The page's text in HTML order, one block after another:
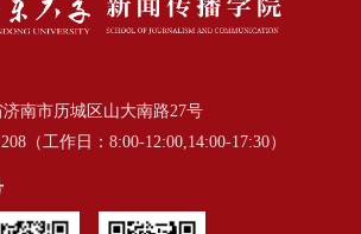
南市历城区山大南路27号
（工作日 ：8:00-12:00,14:00-17:30）